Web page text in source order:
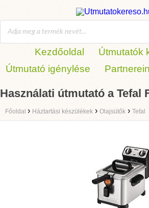
Kezdőoldal
Útmutatók
Útmutató igénylése
Használati útmutató a Tefal
Főoldal › Háztartási készülékek › Olajsütők › Tefal